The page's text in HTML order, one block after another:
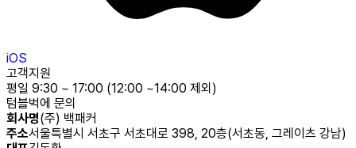
iOS
고객지원
평일 9:30 ~ 17:00 (12:00 ~14:00 제외)
텀블벅에 문의
회사명(주) 백패커
주소서울특별시 서초구 서초대로 398, 20층(서초동, 그레이츠 강남)